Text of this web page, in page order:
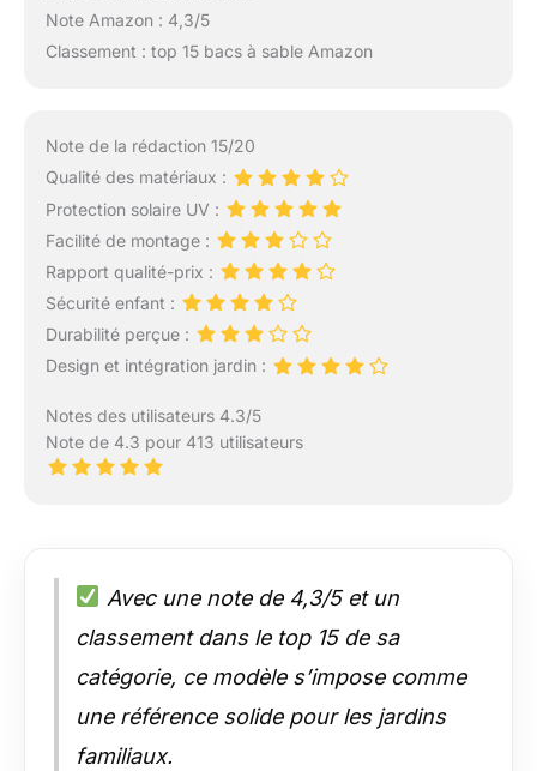
Note Amazon : 4,3/5
Classement : top 15 bacs à sable Amazon
Note de la rédaction 15/20
Qualité des matériaux :
Protection solaire UV :
Facilité de montage :
Rapport qualité-prix :
Sécurité enfant :
Durabilité perçue :
Design et intégration jardin :
Notes des utilisateurs 4.3/5
Note de 4.3 pour 413 utilisateurs
Avec une note de 4,3/5 et un
classement dans le top 15 de sa
catégorie, ce modèle s’impose comme
une référence solide pour les jardins
familiaux.